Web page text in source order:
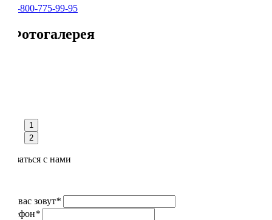
8-800-775-99-95
Фотогалерея
1
2
Связаться с нами
Как вас зовут*
Телефон*